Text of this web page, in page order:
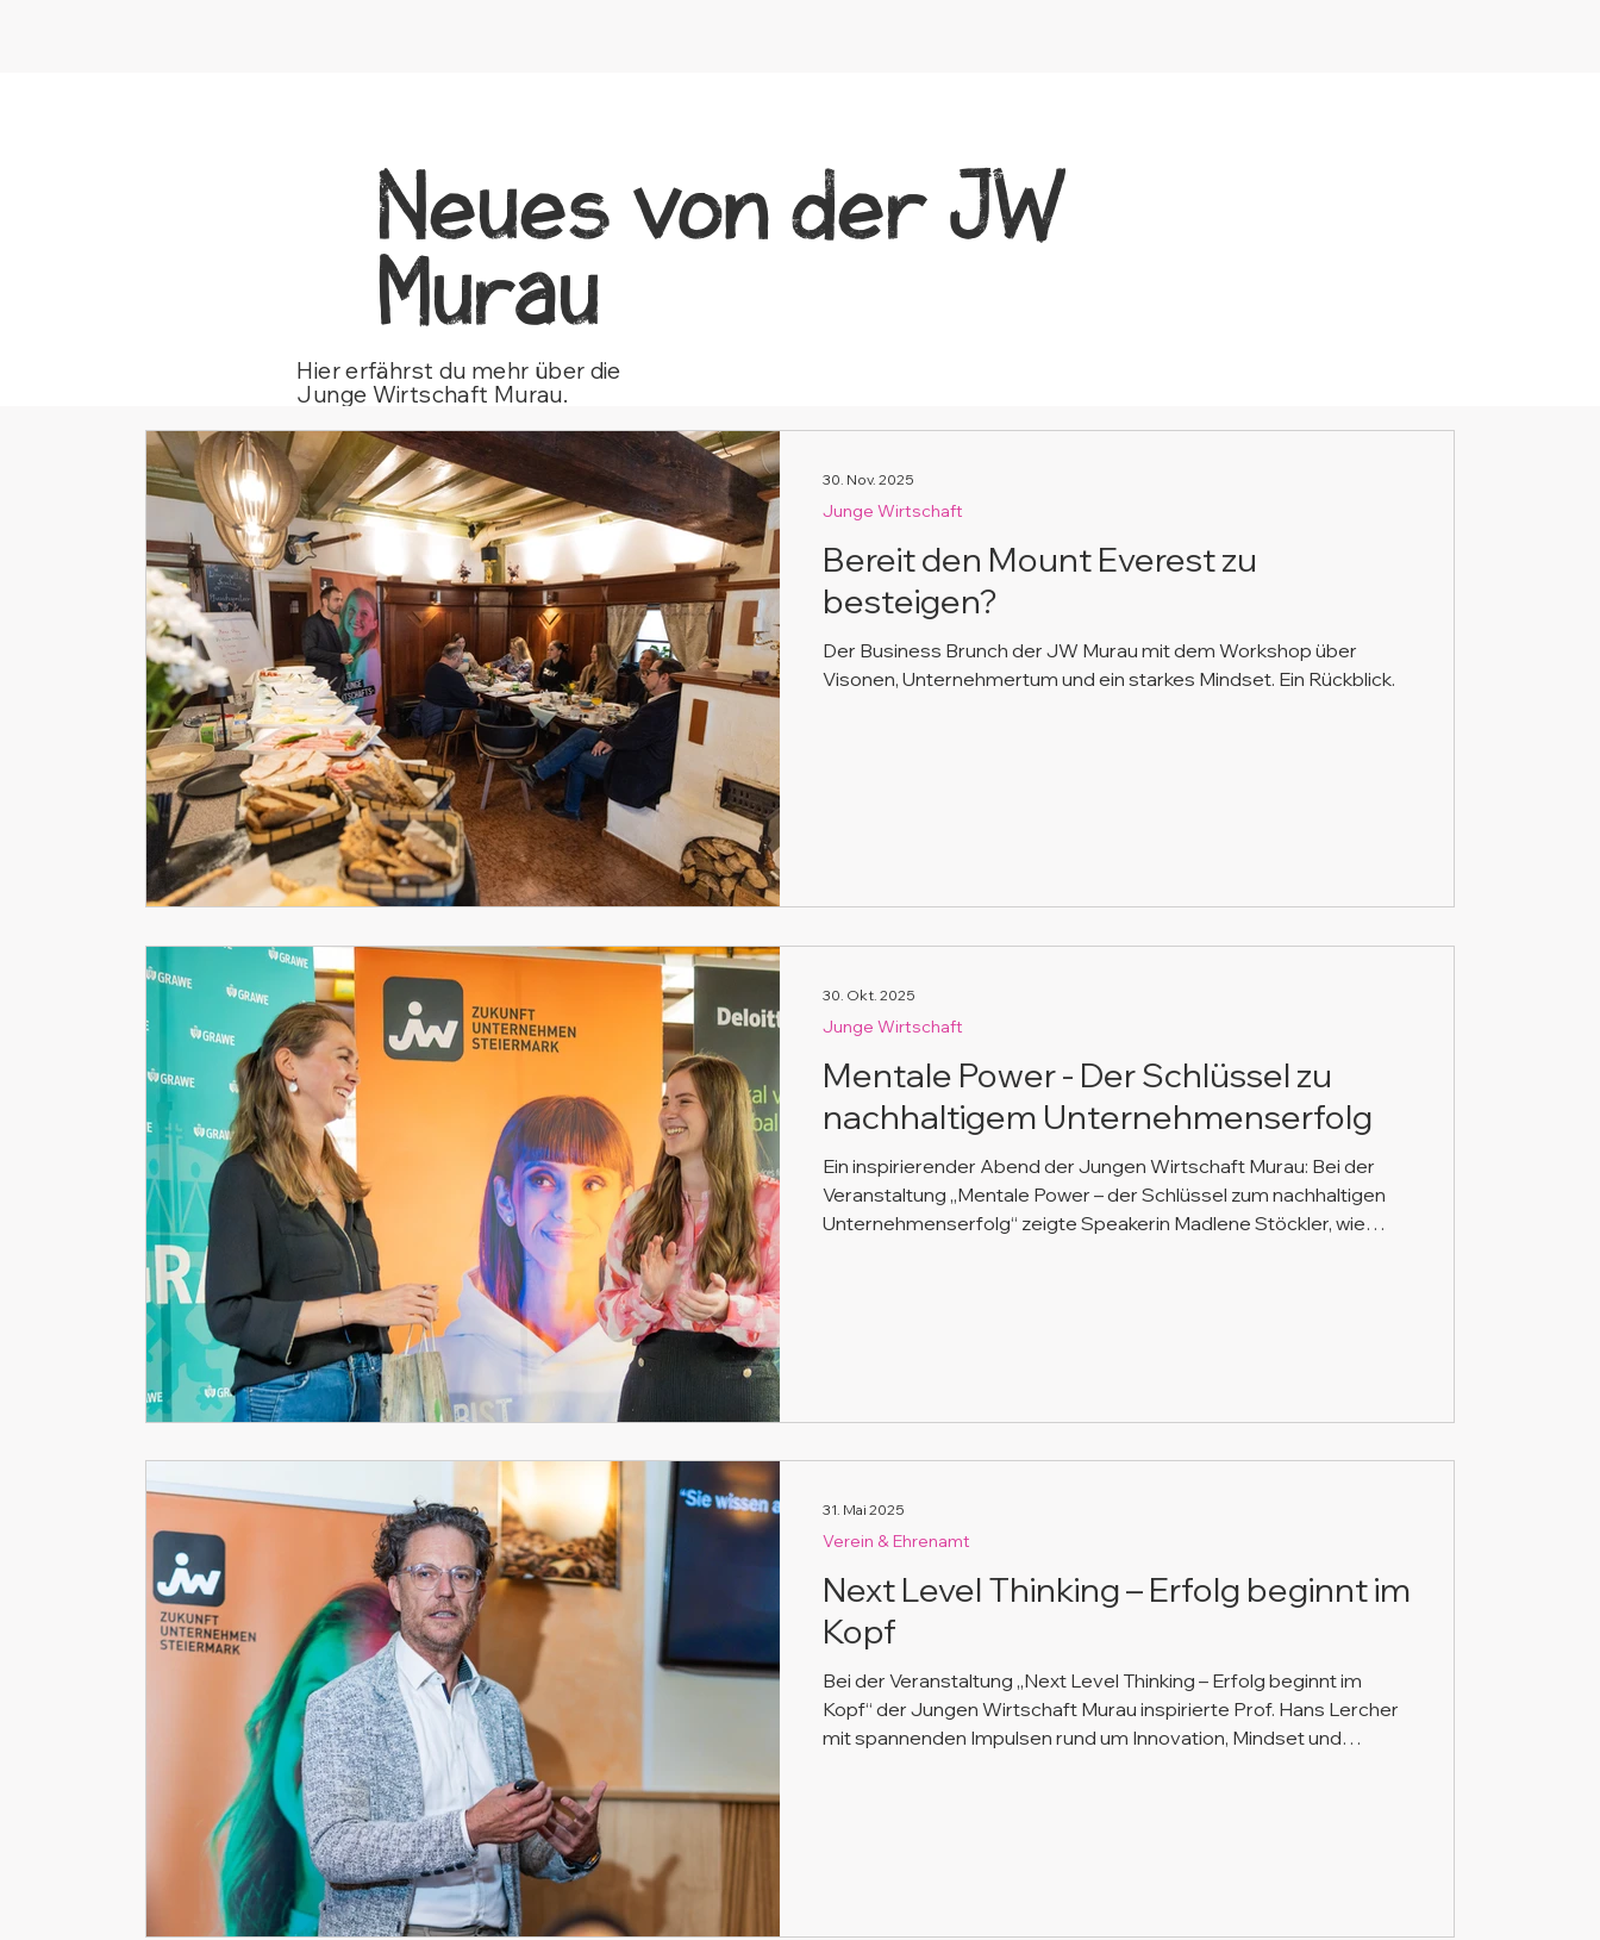
Neues von der JW
Murau
Hier erfährst du mehr über die
Junge Wirtschaft Murau.
Bereit den Mount Everest zu
besteigen?
Der Business Brunch der JW Murau mit dem Workshop über
Visonen, Unternehmertum und ein starkes Mindset. Ein Rückblick.
Junge Wirtschaft
30. Nov. 2025
Mentale Power - Der Schlüssel zu
nachhaltigem Unternehmenserfolg
Ein inspirierender Abend der Jungen Wirtschaft Murau: Bei der
Veranstaltung „Mentale Power – der Schlüssel zum nachhaltigen
Unternehmenserfolg“ zeigte Speakerin Madlene Stöckler, wie
Junge Wirtschaft
30. Okt. 2025
Next Level Thinking – Erfolg beginnt im
Kopf
Bei der Veranstaltung „Next Level Thinking – Erfolg beginnt im
Kopf“ der Jungen Wirtschaft Murau inspirierte Prof. Hans Lercher
mit spannenden Impulsen rund um Innovation, Mindset und
Verein & Ehrenamt
31. Mai 2025